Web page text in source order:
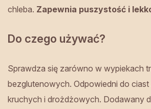
chleba. Zapewnia puszystość i
Do czego używać?
Sprawdza się zarówno w wypiekach
bezglutenowych. Odpowiedni do ciast
kruchych i drożdżowych. Dodawany